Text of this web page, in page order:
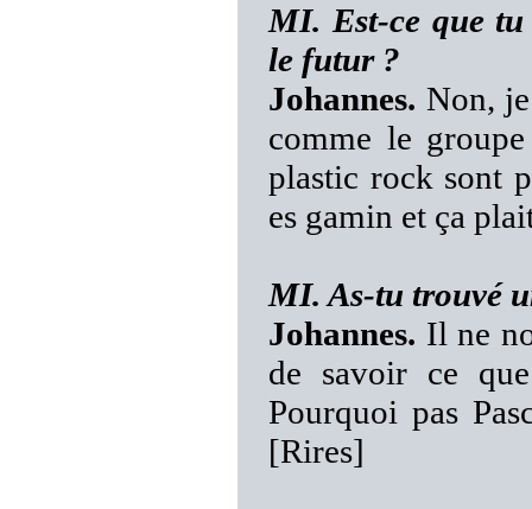
MI. Est-ce que
le futur ?
Johannes. Non,
comme le
plastic rock sont
es gamin et ça
MI. As-tu trouvé
Johannes. Il ne
de savoir ce
Pourquoi pas
[Rires]